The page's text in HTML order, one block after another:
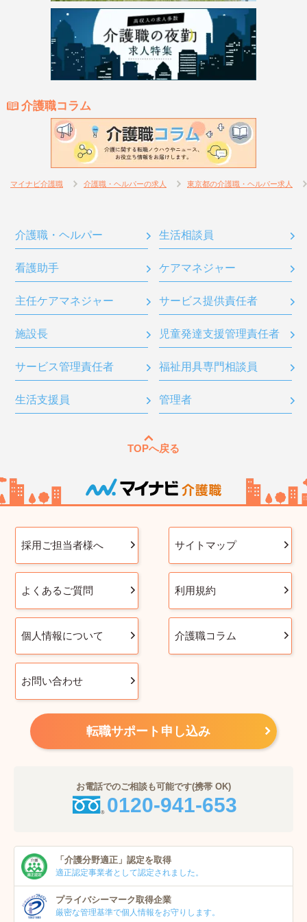
介護職コラム
マイナビ介護職 介護職・ヘルパーの求人 東京都の介護職・ヘルパー求人
介護職・ヘルパー 生活相談員
看護助手 ケアマネジャー
主任ケアマネジャー サービス提供責任者
施設長 児童発達支援管理責任者
サービス管理責任者 福祉用具専門相談員
生活支援員 管理者
TOPへ戻る
採用ご担当者様へ サイトマップ
よくあるご質問 利用規約
個人情報について 介護職コラム
お問い合わせ
転職サポート申し込み
お電話でのご相談も可能です(携帯 OK)
0120-941-653
「介護分野適正」 認定を取得
適正認定事業者として認定されました。
プライバシーマーク取得企業
厳密な管理基準で個人情報をお守りします。